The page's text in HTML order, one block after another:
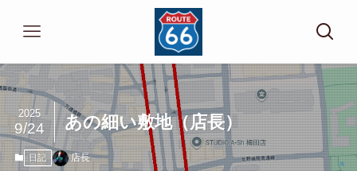
あの細い敷地（店長）
2025
9/24
日記 店長